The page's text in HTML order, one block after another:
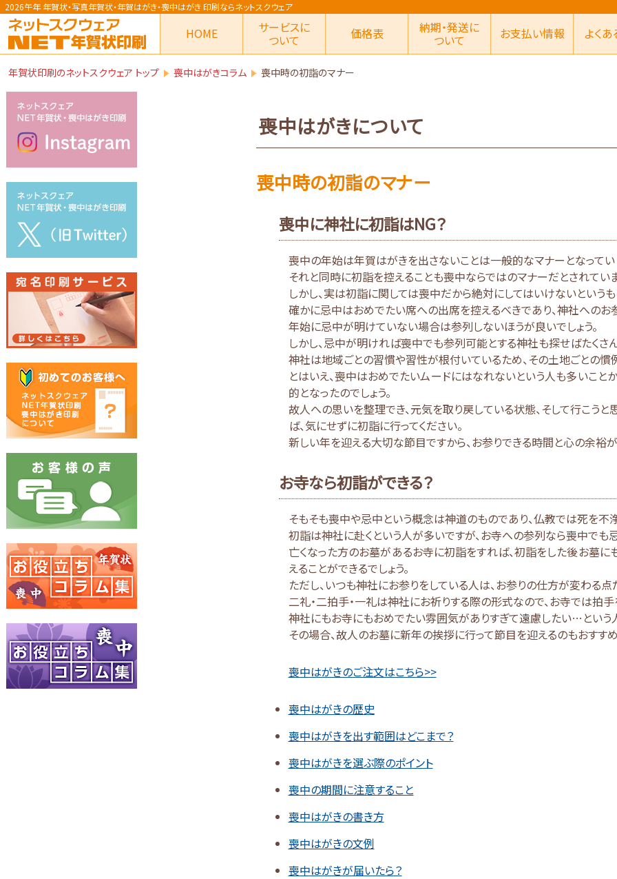
2026午年 年賀状・写真年賀状・年賀はがき・喪中はがき 印刷ならネットスクウェア
HOME サービスに
ついて 価格表 納期・発送に
ついて お支払い情報 よく
年賀状印刷のネットスクウェア トップ 喪中はがきコラム 喪中時の初詣のマナー
喪中はがきについて
喪中時の初詣のマナー
喪中に神社に初詣はNG？
喪中の年始は年賀はがきを出さないことは一般的なマナーとなってい
それと同時に初詣を控えることも喪中ならではのマナーだとされてい
しかし、実は初詣に関しては喪中だから絶対にしてはいけないという
確かに忌中はおめでたい席への出席を控えるべきであり、神社へのお
年始に忌中が明けていない場合は参列しないほうが良いでしょう。
しかし、忌中が明ければ喪中でも参列可能とする神社も探せばたくさん
神社は地域ごとの習慣や習性が根付いているため、その土地ごとの慣
とはいえ、喪中はおめでたいムードにはなれないという人も多いこ
的となったのでしょう。
故人への思いを整理でき、元気を取り戻している状態、そして行こう
ば、気にせずに初詣に行ってください。
新しい年を迎える大切な節目ですから、お参りできる時間と心の余裕
お寺なら初詣ができる？
そもそも喪中や忌中という概念は神道のものであり、仏教では死を不
初詣は神社に赴くという人が多いですが、お寺への参列なら喪中でも
亡くなった方のお墓があるお寺に初詣をすれば、初詣をした後お墓に
えることができるでしょう。
ただし、いつも神社にお参りをしている人は、お参りの仕方が変わる
二礼・二拍手・一礼は神社にお祈りする際の形式なので、お寺では拍
神社にもお寺にもおめでたい雰囲気がありすぎて遠慮したい…という
その場合、故人のお墓に新年の挨拶に行って節目を迎えるのもおすすめ
喪中はがきのご注文はこちら>>
喪中はがきの歴史
喪中はがきを出す範囲はどこまで？
喪中はがきを選ぶ際のポイント
喪中の期間に注意すること
喪中はがきの書き方
喪中はがきの文例
喪中はがきが届いたら？